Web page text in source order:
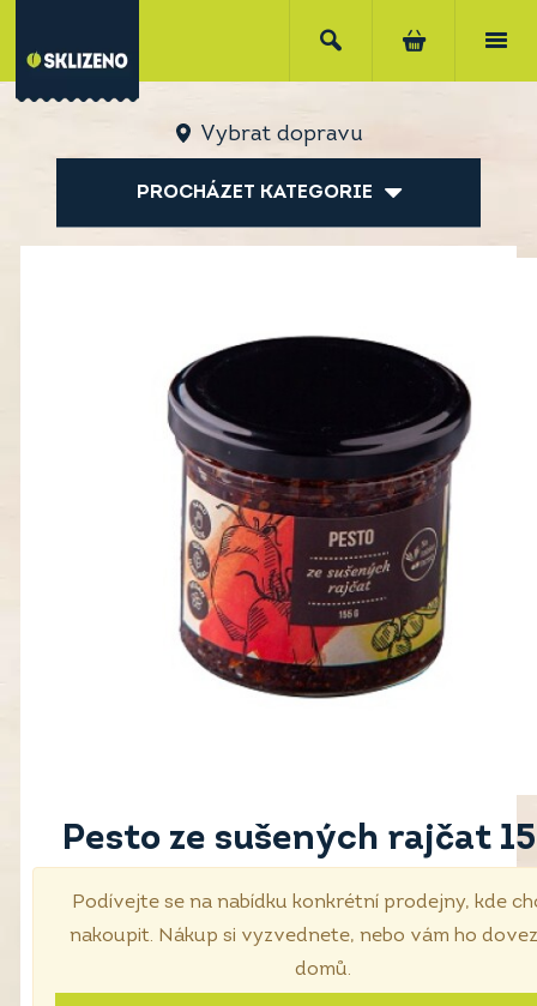
Vybrat dopravu
PROCHÁZET KATEGORIE
Pesto ze sušených rajčat
Podívejte se na nabídku konkrétní prodejny, kde
nakoupit. Nákup si vyzvednete, nebo vám ho
domů.